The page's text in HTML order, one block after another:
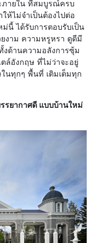
ภายใน ที่สมบูรณ์ครบ
ห้ไม่จำเป็นต้องไปต่อ
นี้ ได้รับการตอบรับเป็น
งาม ความหรูหรา ดูดีมี
งด้านความอลังการซุ้ม
ล์อังกฤษ ที่ไม่ว่าจะอยู่
นทุกๆ พื้นที่ เติมเต็มทุก
รยากาศดี แบบบ้านใหม่